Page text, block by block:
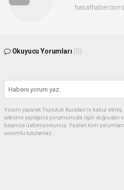
Okuyucu Yorumları (0)
Yorum yazarak Topluluk Kuralları’nı kabul
sitesine yaptığınız yorumunuzla ilgili doğrudan
başınıza üstleniyorsunuz. Yazılan tüm
sorumlu tutulamaz.